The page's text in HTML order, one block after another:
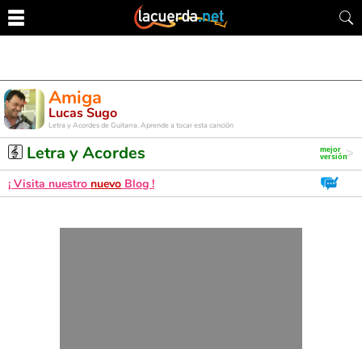
Amiga
Lucas Sugo
Letra y Acordes de Guitarra. Aprende a tocar esta canción
Letra y Acordes
¡ Visita nuestro nuevo Blog !